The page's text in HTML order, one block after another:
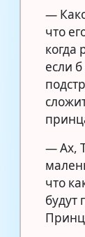
—
что
когда
если
— Ах,
что
будут